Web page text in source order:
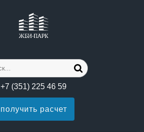
+7 (351) 225 46 59
получить расчет